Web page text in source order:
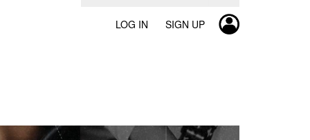
LOG IN SIGN UP